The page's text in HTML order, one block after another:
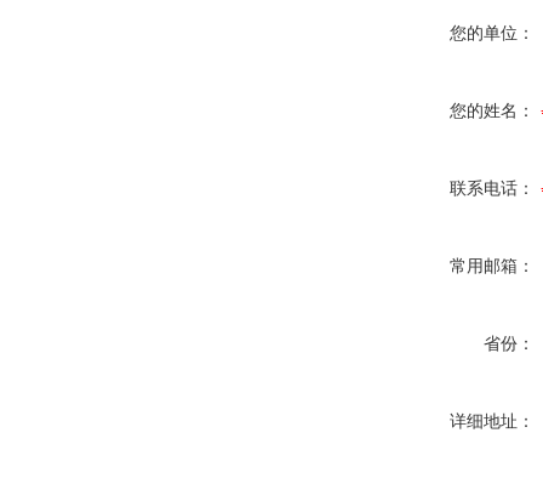
您的单位：
您的姓名：
联系电话：
常用邮箱：
省份：
详细地址：